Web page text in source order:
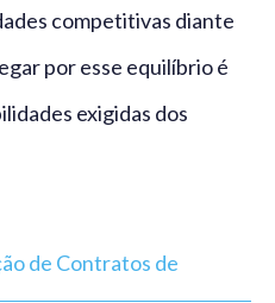
competitivas diante
por esse equilíbrio é
exigidas dos
de Contratos de